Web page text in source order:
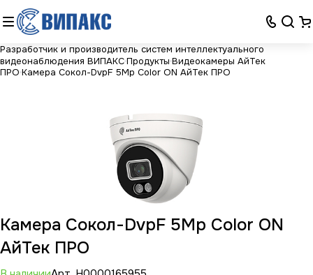
Разработчик и производитель систем интеллектуального
видеонаблюдения ВИПАКСПродукты Видеокамеры АйТек
ПРО Камера Сокол-DvpF 5Mp Color ON АйТек ПРО
Камера Сокол-DvpF 5Mp Color ON
АйТек ПРО